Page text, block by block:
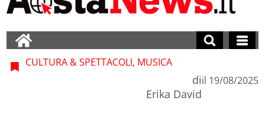
CULTURA & SPETTACOLI, MUSICA
di
Erika David
il 19/08/2025